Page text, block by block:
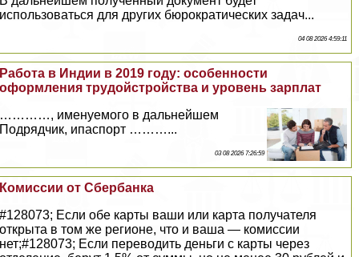
использоваться для других бюрократических задач...
04 08 2026 4:59:11
Работа в Индии в 2019 году: особенности
оформления трудойстройства и уровень зарплат
…………, именуемого в дальнейшем
Подрядчик, ипаспорт ………...
03 08 2026 7:26:59
Комиссии от Сбербанка
#128073; Если обе карты ваши или карта получателя
открыта в том же регионе, что и ваша — комиссии
нет;#128073; Если переводить деньги с карты через